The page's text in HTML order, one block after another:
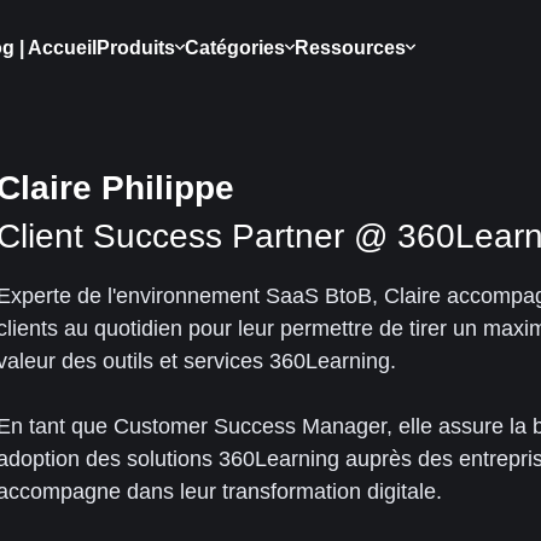
| Accueil Produits Catégories Ressources
Philippe
Success Partner @
de l'environnement SaaS BtoB, Claire
au quotidien pour leur permettre de tirer un
des outils et services 360Learning.
tant que Customer Success Manager, elle assure la
des solutions 360Learning auprès des
dans leur transformation digitale.